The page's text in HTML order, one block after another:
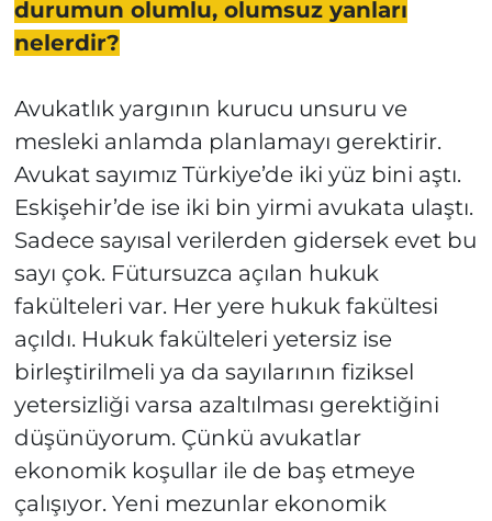
durumun olumlu, olumsuz yanları
nelerdir?
Avukatlık yargının kurucu unsuru ve
mesleki anlamda planlamayı gerektirir.
Avukat sayımız Türkiye’de iki yüz bini aştı.
Eskişehir’de ise iki bin yirmi avukata ulaştı.
Sadece sayısal verilerden gidersek evet bu
sayı çok. Fütursuzca açılan hukuk
fakülteleri var. Her yere hukuk fakültesi
açıldı. Hukuk fakülteleri yetersiz ise
birleştirilmeli ya da sayılarının fiziksel
yetersizliği varsa azaltılması gerektiğini
düşünüyorum. Çünkü avukatlar
ekonomik koşullar ile de baş etmeye
çalışıyor. Yeni mezunlar ekonomik